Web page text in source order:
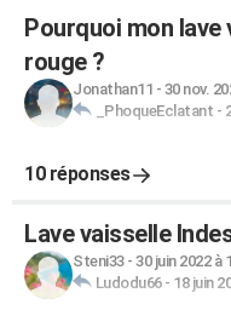
Pourquoi mon
rouge ?
Jonathan11 - 30 nov.
_PhoqueEclatant -
10 réponses
Lave vaisselle
Steni33- 30 juin 2022 à
Ludodu66- 18 juin